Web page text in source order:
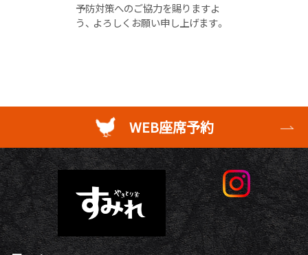
予防対策へのご協力を賜りますよ
う、 よろしくお願い申し上げます。
WEB座席予約